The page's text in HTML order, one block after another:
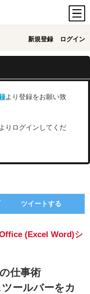
新規登録 ログイン
より登録をお願い致
りログインしてくだ
ツイートする
(Excel Word)シ
仕事術
ールバーをカ